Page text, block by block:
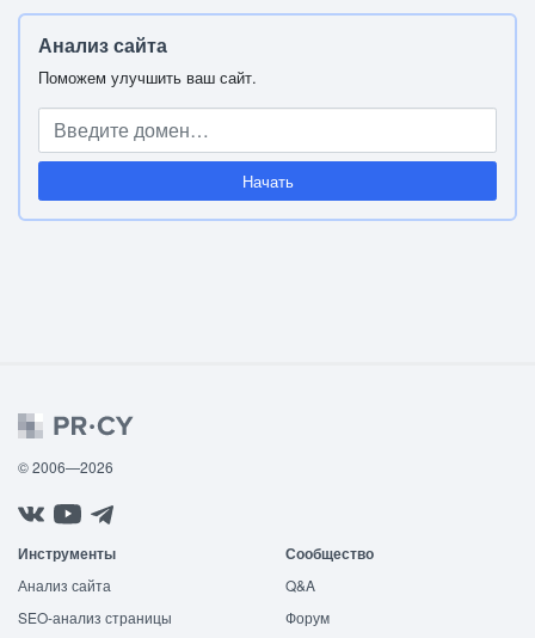
Анализ сайта
Поможем улучшить ваш сайт.
Начать
© 2006—2026
Инструменты
Анализ сайта
SEO-анализ страницы
Сообщество
Q&A
Форум